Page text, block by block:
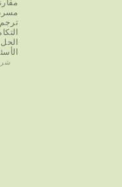
ترجم
الحل